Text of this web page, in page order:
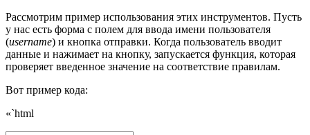
Рассмотрим пример использования этих инструментов. Пусть
у нас есть форма с полем для ввода имени пользователя
(username) и кнопка отправки. Когда пользователь вводит
данные и нажимает на кнопку, запускается функция, которая
проверяет введенное значение на соответствие правилам.
Вот пример кода:
«`html